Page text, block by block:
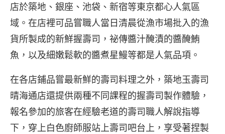
店於築地、銀座、池袋、新宿等東京都心人氣區
域。在店裡可品嘗職人當日清晨從漁市場批入的漁
貨所製成的新鮮握壽司，祕傳醬汁醃漬的醬醃鮪
魚，以及細嫩鬆軟的醬煮星鰻等都是人氣品項。
在各店鋪品嘗最新鮮的壽司料理之外，築地玉壽司
晴海通店還提供兩種不同課程的握壽司製作體驗，
報名參加的旅客在經驗老道的壽司職人解說指導
下，穿上白色廚師服站上壽司吧台上，享受著捏製